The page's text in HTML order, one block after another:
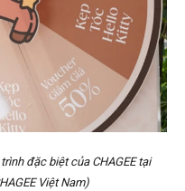
đặc biệt của CHAGEE tại
Việt Nam)